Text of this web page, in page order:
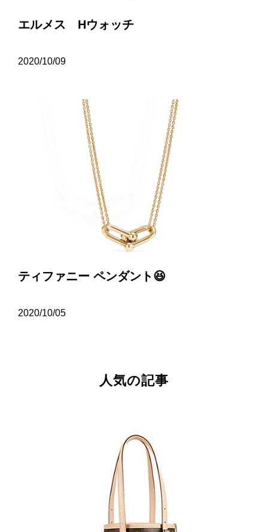
エルメス Hウォッチ
2020/10/09
ティファニー ペンダント😆
2020/10/05
人気の記事